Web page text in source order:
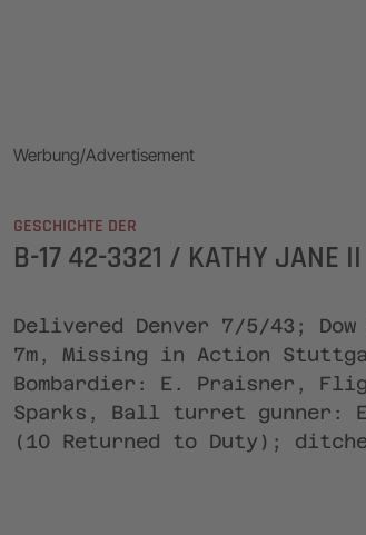
Werbung/Advertisement
GESCHICHTE DER
B-17 42-3321 / KATHY JANE II
Delivered Denver 7/5/43;
7m, Missing in Action
Bombardier: E. Praisner,
Sparks, Ball turret gunner:
(10 Returned to Duty);